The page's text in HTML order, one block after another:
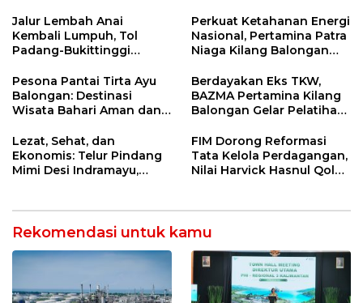
di Tolikara!
Lembah Anai dan Malalak
Jalur Lembah Anai
Kembali Lumpuh, Tol
Padang-Bukittinggi
Strategis
Perkuat Ketahanan Energi
Nasional, Pertamina Patra
Niaga Kilang Balongan
Jetty Propylene
Pesona Pantai Tirta Ayu
Balongan: Destinasi
Wisata Bahari Aman dan
Berdayakan Eks TKW,
BAZMA Pertamina Kilang
Balongan Gelar Pelatihan
Ekonomi Desa
Rawadalem
Lezat, Sehat, dan
Ekonomis: Telur Pindang
Mimi Desi Indramayu,
Ketagihan!
FIM Dorong Reformasi
Tata Kelola Perdagangan,
Nilai Harvick Hasnul Qolbi
Rekomendasi untuk kamu